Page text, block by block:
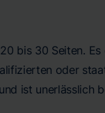
bis 30 Seiten. Es
oder
ist unerlässlich